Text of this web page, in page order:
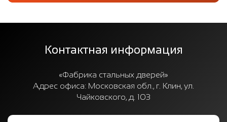
Контактная информация
«Фабрика стальных дверей»
Адрес офиса: Московская обл., г. Клин, ул.
Чайковского, д. 103